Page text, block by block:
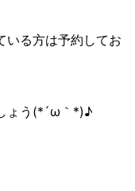
いる方は予約してお
ょう(*´ω｀*)♪